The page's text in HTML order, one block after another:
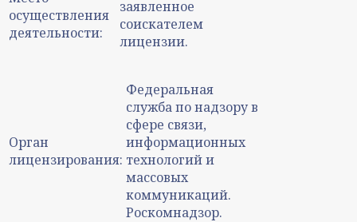
осуществления
деятельности:
заявленное
соискателем
лицензии.
Орган
лицензирования:
Федеральная
служба по надзору в
сфере связи,
информационных
технологий и
массовых
коммуникаций.
Роскомнадзор.